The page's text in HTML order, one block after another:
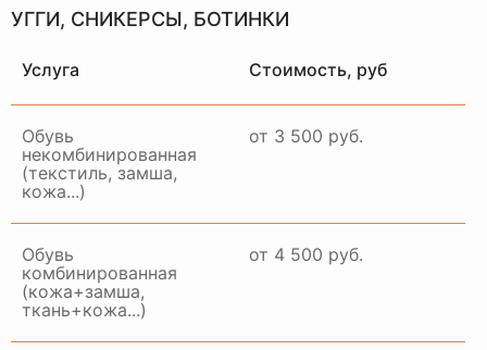
УГГИ, СНИКЕРСЫ, БОТИНКИ
Услуга Стоимость, руб
Обувь
некомбинированная
(текстиль, замша,
кожа...)
от 3 500 руб.
Обувь
комбинированная
(кожа+замша,
ткань+кожа...)
от 4 500 руб.